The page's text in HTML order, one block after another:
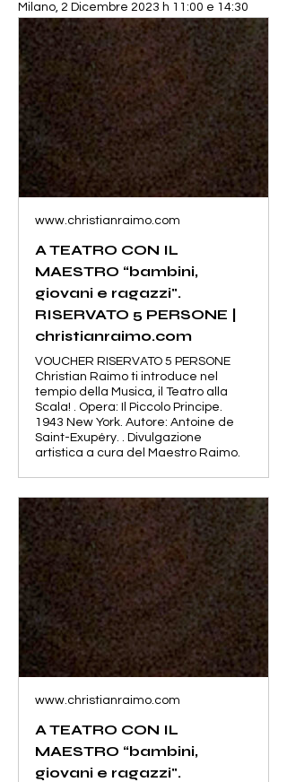
Milano, 2 Dicembre 2023 h 11:00 e 14:30
www.christianraimo.com
A TEATRO CON IL
MAESTRO “bambini,
giovani e ragazzi".
RISERVATO 5 PERSONE |
christianraimo.com
VOUCHER RISERVATO 5 PERSONE
Christian Raimo ti introduce nel
tempio della Musica, il Teatro alla
Scala! . Opera: Il Piccolo Principe.
1943 New York. Autore: Antoine de
Saint-Exupéry. . Divulgazione
artistica a cura del Maestro Raimo.
www.christianraimo.com
A TEATRO CON IL
MAESTRO “bambini,
giovani e ragazzi".